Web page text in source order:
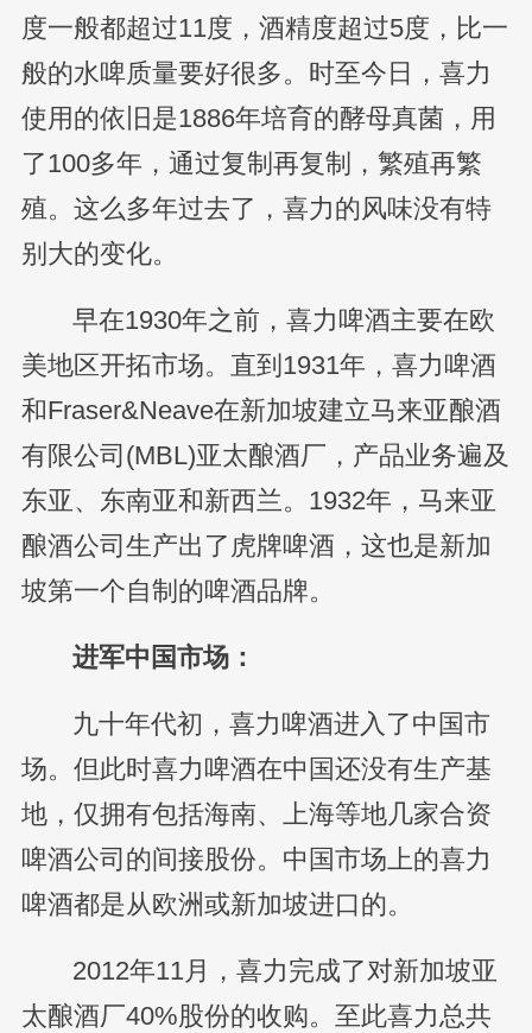
度一般都超过11度，酒精度超过5度，比一
般的水啤质量要好很多。时至今日，喜力
使用的依旧是1886年培育的酵母真菌，用
了100多年，通过复制再复制，繁殖再繁
殖。这么多年过去了，喜力的风味没有特
别大的变化。
早在1930年之前，喜力啤酒主要在欧
美地区开拓市场。直到1931年，喜力啤酒
和Fraser&Neave在新加坡建立马来亚酿酒
有限公司(MBL)亚太酿酒厂，产品业务遍及
东亚、东南亚和新西兰。1932年，马来亚
酿酒公司生产出了虎牌啤酒，这也是新加
坡第一个自制的啤酒品牌。
进军中国市场：
九十年代初，喜力啤酒进入了中国市
场。但此时喜力啤酒在中国还没有生产基
地，仅拥有包括海南、上海等地几家合资
啤酒公司的间接股份。中国市场上的喜力
啤酒都是从欧洲或新加坡进口的。
2012年11月，喜力完成了对新加坡亚
太酿酒厂40%股份的收购。至此喜力总共